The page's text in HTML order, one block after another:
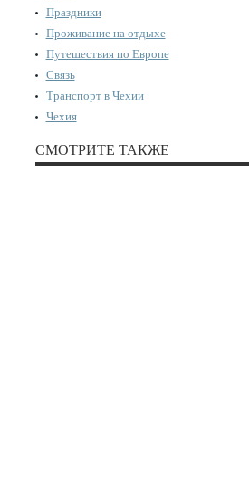
Праздники
Проживание на отдыхе
Путешествия по Европе
Связь
Транспорт в Чехии
Чехия
СМОТРИТЕ ТАКЖЕ